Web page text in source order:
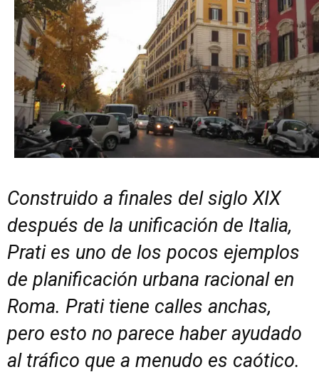
Construido a finales del siglo XIX
después de la unificación de Italia,
Prati es uno de los pocos ejemplos
de planificación urbana racional en
Roma. Prati tiene calles anchas,
pero esto no parece haber ayudado
al tráfico que a menudo es caótico.